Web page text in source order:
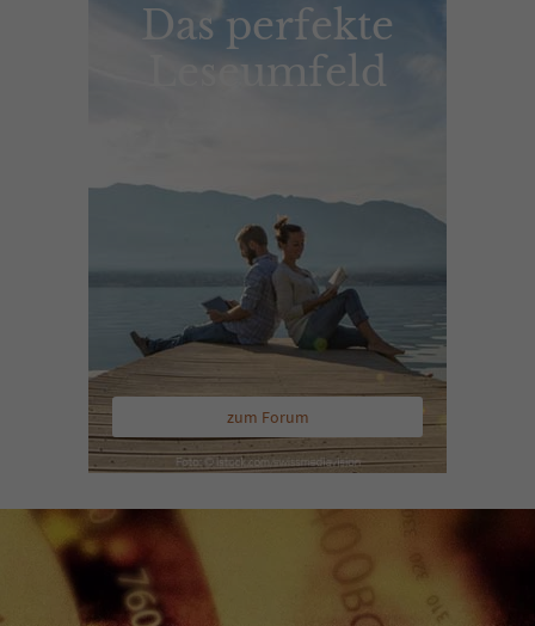
Das perfekte
Leseumfeld
zum Forum